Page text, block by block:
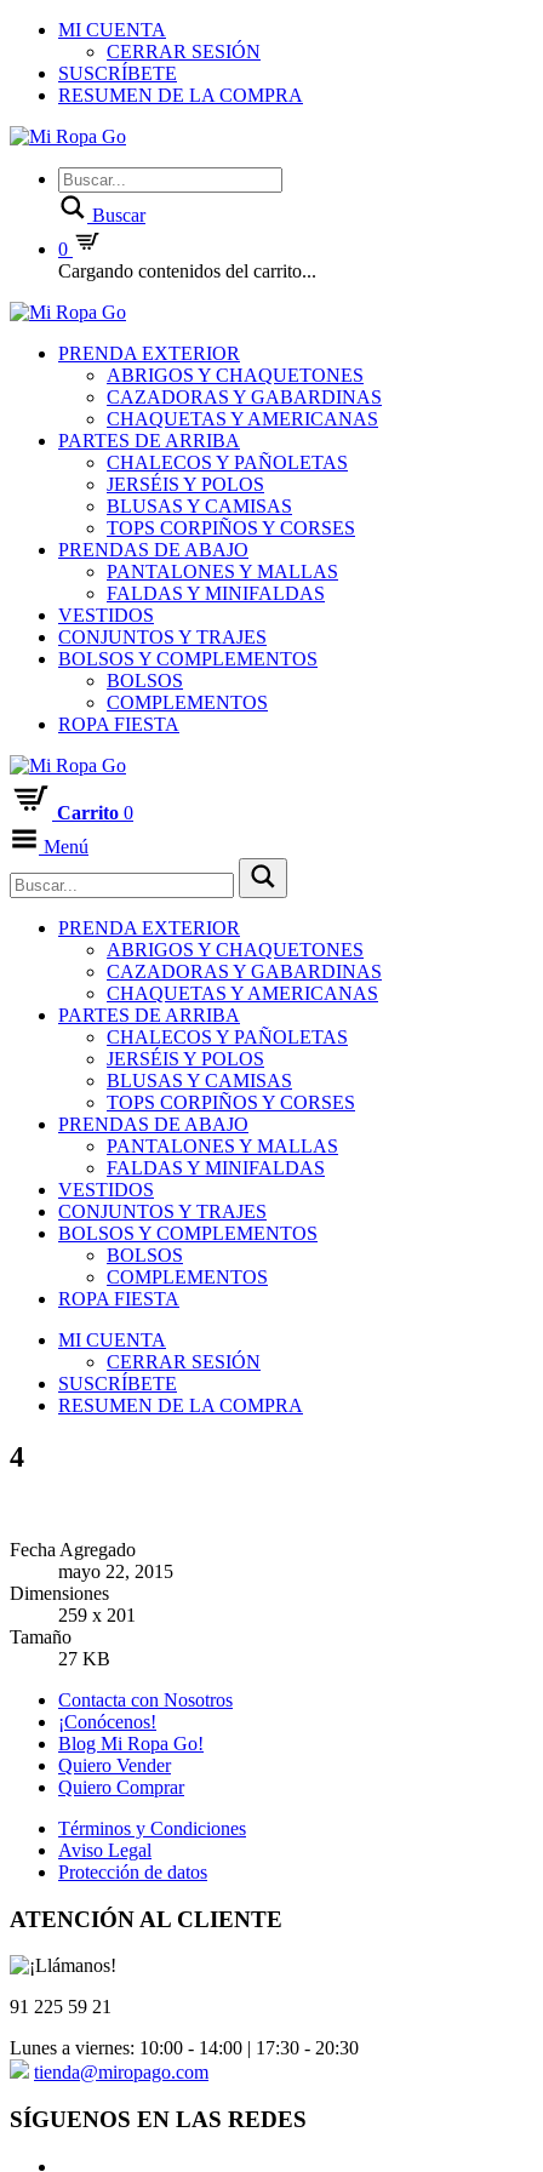
MI CUENTA
CERRAR SESIÓN
SUSCRÍBETE
RESUMEN DE LA COMPRA
Buscar
0
Cargando contenidos del carrito...
PRENDA EXTERIOR
ABRIGOS Y CHAQUETONES
CAZADORAS Y GABARDINAS
CHAQUETAS Y AMERICANAS
PARTES DE ARRIBA
CHALECOS Y PAÑOLETAS
JERSÉIS Y POLOS
BLUSAS Y CAMISAS
TOPS CORPIÑOS Y CORSES
PRENDAS DE ABAJO
PANTALONES Y MALLAS
FALDAS Y MINIFALDAS
VESTIDOS
CONJUNTOS Y TRAJES
BOLSOS Y COMPLEMENTOS
BOLSOS
COMPLEMENTOS
ROPA FIESTA
Carrito 0
Menú
PRENDA EXTERIOR
ABRIGOS Y CHAQUETONES
CAZADORAS Y GABARDINAS
CHAQUETAS Y AMERICANAS
PARTES DE ARRIBA
CHALECOS Y PAÑOLETAS
JERSÉIS Y POLOS
BLUSAS Y CAMISAS
TOPS CORPIÑOS Y CORSES
PRENDAS DE ABAJO
PANTALONES Y MALLAS
FALDAS Y MINIFALDAS
VESTIDOS
CONJUNTOS Y TRAJES
BOLSOS Y COMPLEMENTOS
BOLSOS
COMPLEMENTOS
ROPA FIESTA
MI CUENTA
CERRAR SESIÓN
SUSCRÍBETE
RESUMEN DE LA COMPRA
4
Fecha Agregado
mayo 22, 2015
Dimensiones
259 x 201
Tamaño
27 KB
Contacta con Nosotros
¡Conócenos!
Blog Mi Ropa Go!
Quiero Vender
Quiero Comprar
Términos y Condiciones
Aviso Legal
Protección de datos
ATENCIÓN AL CLIENTE
91 225 59 21
Lunes a viernes: 10:00 - 14:00 | 17:30 - 20:30
tienda@miropago.com
SÍGUENOS EN LAS REDES